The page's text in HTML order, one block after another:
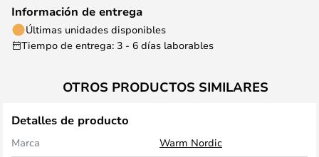
Información de entrega
Últimas unidades disponibles
Tiempo de entrega: 3 - 6 días laborables
OTROS PRODUCTOS SIMILARES
Detalles de producto
Marca
Warm Nordic